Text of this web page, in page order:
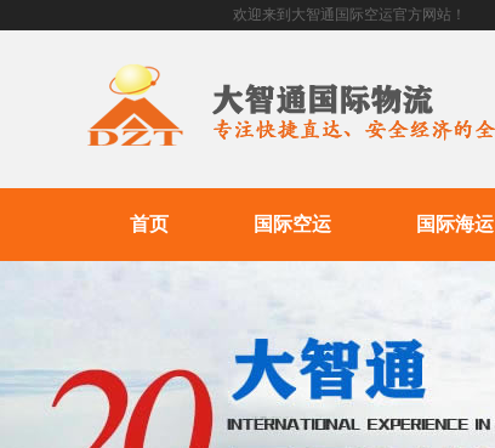
欢迎来到大智通国际空运官方网站！
首页 国际空运 国际海运